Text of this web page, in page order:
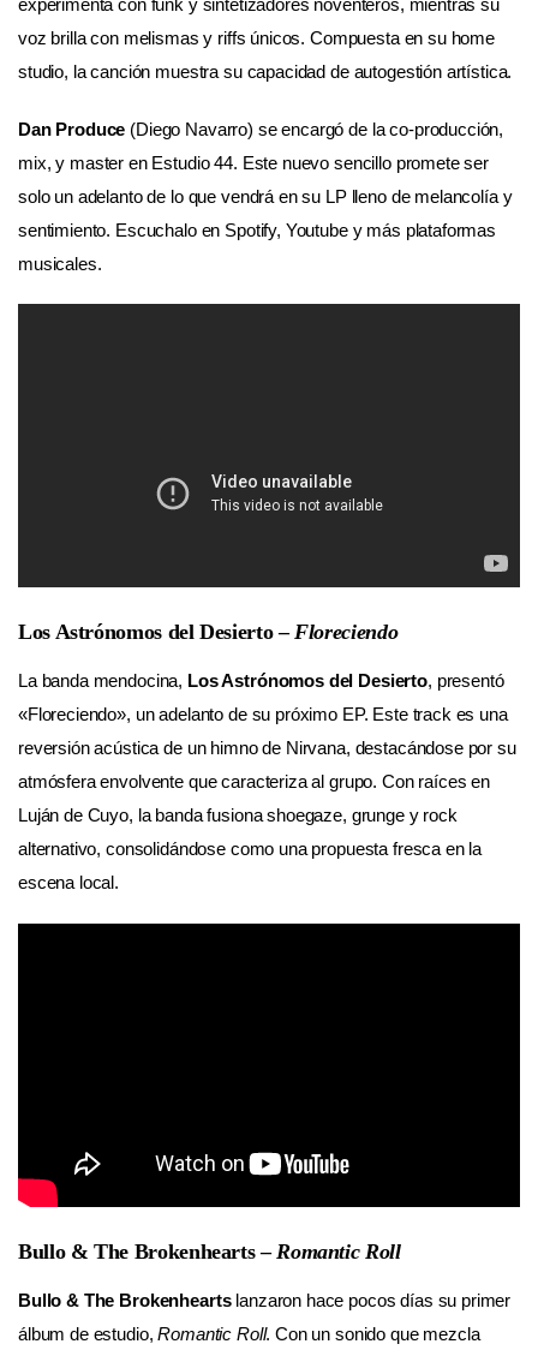
experimenta con funk y sintetizadores noventeros, mientras su
voz brilla con melismas y riffs únicos. Compuesta en su home
studio, la canción muestra su capacidad de autogestión artística.
Dan Produce (Diego Navarro) se encargó de la co-producción,
mix, y master en Estudio 44. Este nuevo sencillo promete ser
solo un adelanto de lo que vendrá en su LP lleno de melancolía y
sentimiento. Escuchalo en Spotify, Youtube y más plataformas
musicales.
Los Astrónomos del Desierto –Floreciendo
La banda mendocina, Los Astrónomos del Desierto, presentó
«Floreciendo», un adelanto de su próximo EP. Este track es una
reversión acústica de un himno de Nirvana, destacándose por su
atmósfera envolvente que caracteriza al grupo. Con raíces en
Luján de Cuyo, la banda fusiona shoegaze, grunge y rock
alternativo, consolidándose como una propuesta fresca en la
escena local.
Bullo & The Brokenhearts – Romantic Roll
Bullo & The Brokenheartslanzaron hace pocos días su primer
álbum de estudio,Romantic Roll. Con un sonido que mezcla